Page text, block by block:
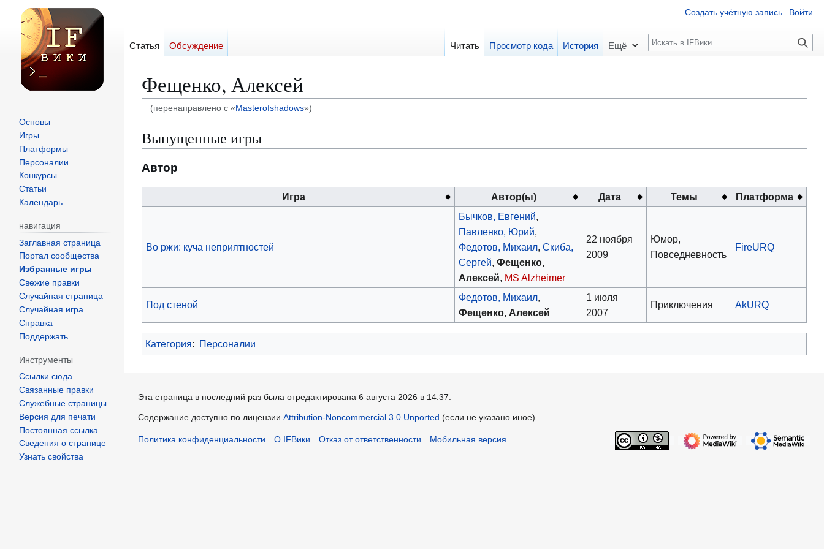
Фещенко, Алексей
(перенаправлено с « Masterofshadows»)
Перейти
к
навигации
Перейти
к
поиску
Выпущенные игры
Автор
Игра Автор(ы) Дата Темы Платформа
Во ржи: куча неприятностей
Бычков, Евгений,
Павленко, Юрий,
Федотов, Михаил,Скиба,
Сергей,Фещенко,
Алексей, MS Alzheimer
22 ноября
2009
Юмор,
Повседневность
FireURQ
Под стеной
Федотов, Михаил,
Фещенко, Алексей
1 июля
2007
Приключения AkURQ
Категория: Персоналии
Создать учётную запись Войти
Статья Обсуждение Читать Просмотр кода История Ещё
П
о
к
Основы
Игры
Платформы
Персоналии
Конкурсы
Статьи
Календарь
навигация
Заглавная страница
Портал сообщества
Избранные игры
Свежие правки
Случайная страница
Случайная игра
Справка
Поддержать
Инструменты
Ссылки сюда
Связанные правки
Служебные страницы
Версия для печати
Постоянная ссылка
Сведения о странице
Узнать свойства
Эта страница в последний раз была отредактирована 6 августа 2026 в 14:37.
Содержание доступно по лицензииAttribution-Noncommercial 3.0 Unported (если не указано иное).
Политика конфиденциальности О IFВики Отказ от ответственности Мобильная версия